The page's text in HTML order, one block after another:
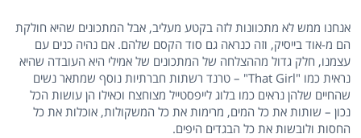
אנחנו ממש לא מתכוונות לזה בקטע מעליב, אבל המתכונים שהיא חולקת
הם מ-אוד בייסיק, וזה כנראה גם סוד הקסם שלהם. אם נהיה כנים עם
עצמנו, חלק גדול מההצלחה של המתכונים של אמילי היא העובדה שהיא
נראית כמו "That Girl" – טרנד רשתות חברתיות נוסף שמתאר נשים
שהחיים שלהן נראים כמו בלוג לייפסטייל מצוחצח וכאילו הן עושות הכל
נכון – שותות את כל המים, מרימות את כל המשקולות, אוכלות את כל
החסות ולובשות את כל הבגדים היפים.